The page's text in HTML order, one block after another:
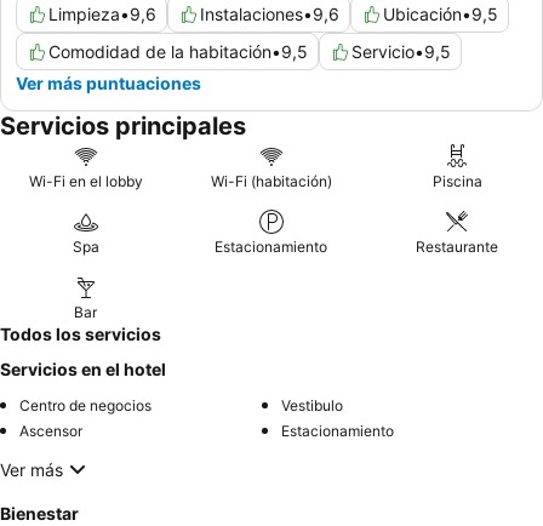
Limpieza•9,6 Instalaciones•9,6 Ubicación•9,5
Comodidad de la habitación•9,5 Servicio•9,5
Ver más puntuaciones
Servicios principales
Wi-Fi en el lobby Wi-Fi (habitación) Piscina
Spa Estacionamiento Restaurante
Bar
Todos los servicios
Servicios en el hotel
Centro de negocios
Vestibulo
Ascensor
Estacionamiento
Ver más
Bienestar